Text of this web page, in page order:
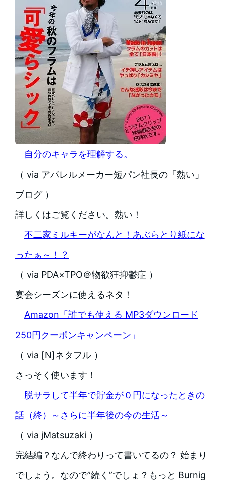
自分のキャラを理解する。
（ via アパレルメーカー短パン社長の「熱い」
ブログ ）
詳しくはご覧ください。熱い！
不二家ミルキーがなんと！あぶらとり紙にな
ったぁ～！？
（ via PDA×TPO＠物欲狂抑鬱症 ）
宴会シーズンに使えるネタ！
Amazon「誰でも使える MP3ダウンロード
250円クーポンキャンペーン」
（ via [N]ネタフル ）
さっそく使います！
脱サラして半年で貯金が０円になったときの
話（終）～さらに半年後の今の生活～
（ via jMatsuzaki ）
完結編？なんで終わりって書いてるの？ 始まり
でしょう。なので”続く”でしょ？もっと Burnig